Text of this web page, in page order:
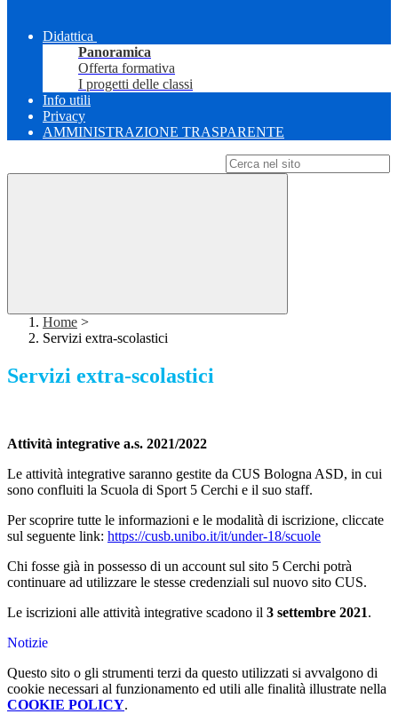
Didattica
Panoramica
Offerta formativa
I progetti delle classi
Info utili
Privacy
AMMINISTRAZIONE TRASPARENTE
Home >
Servizi extra-scolastici
Servizi extra-scolastici
Attività integrative a.s. 2021/2022
Le attività integrative saranno gestite da CUS Bologna ASD, in cui
sono confluiti la Scuola di Sport 5 Cerchi e il suo staff.
Per scoprire tutte le informazioni e le modalità di iscrizione, cliccate
sul seguente link: https://cusb.unibo.it/it/under-18/scuole
Chi fosse già in possesso di un account sul sito 5 Cerchi potrà
continuare ad utilizzare le stesse credenziali sul nuovo sito CUS.
Le iscrizioni alle attività integrative scadono il 3 settembre 2021.
Notizie
Questo sito o gli strumenti terzi da questo utilizzati si avvalgono di
cookie necessari al funzionamento ed utili alle finalità illustrate nella
COOKIE POLICY.